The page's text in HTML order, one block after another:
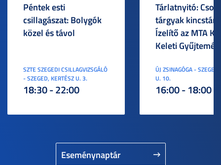
Eseménynaptár
Péntek esti
csillagászat: Bolygók
közel és távol
SZTE SZEGEDI CSILLAGVIZSGÁLÓ
- SZEGED, KERTÉSZ U. 3.
18:30 - 22:00
Tárlatnyitó:
tárgyak
Ízelítő az MTA
Keleti
ÚJ ZSINAGÓGA -
U. 10.
16:00 - 18:00